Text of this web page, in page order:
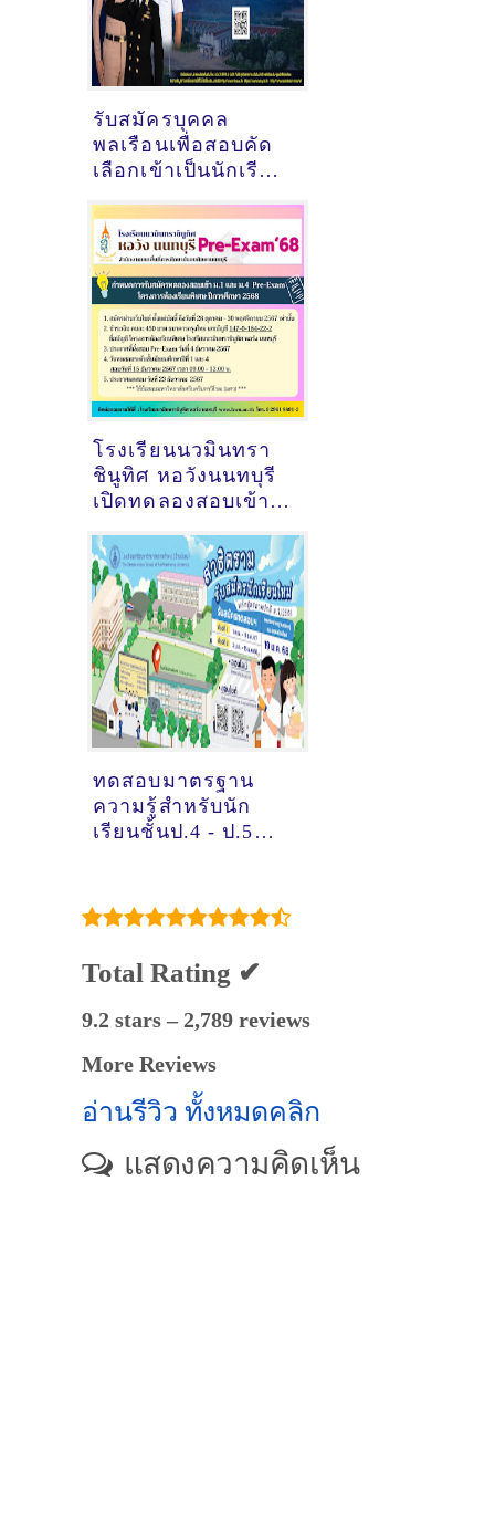
รับสมัครบุคคล
พลเรือนเพื่อสอบคัด
เลือกเข้าเป็นนักเรียน
ของกองทัพเรือ
โครงการฉลามขาว
ประจาปีการศึกษา
๒๕๖๘
โรงเรียนนวมินทรา
ชินูทิศ หอวังนนทบุรี
เปิดทดลองสอบเข้า
Exam 2568
ทดสอบมาตรฐาน
ความรู้สำหรับนัก
เรียนชั้นป.4 - ป.5
เข้า ม.1 ปีการศึกษา
2568
Total Rating ✔
9.2 stars – 2,789 reviews
More Reviews
อ่านรีวิว ทั้งหมดคลิก
แสดงความคิดเห็น